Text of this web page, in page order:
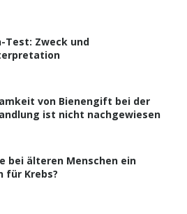
Test: Zweck und
von Bienengift bei der
ist nicht nachgewiesen
bei älteren Menschen ein
für Krebs?